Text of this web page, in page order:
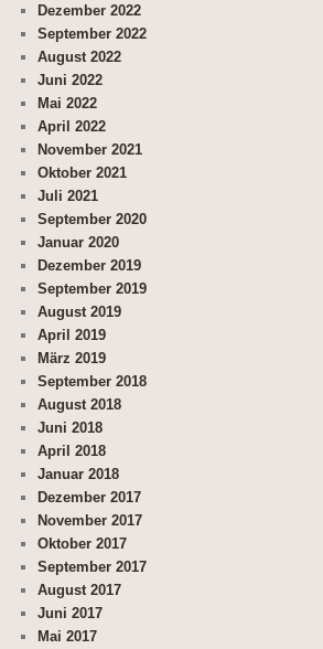
Dezember 2022
September 2022
August 2022
Juni 2022
Mai 2022
April 2022
November 2021
Oktober 2021
Juli 2021
September 2020
Januar 2020
Dezember 2019
September 2019
August 2019
April 2019
März 2019
September 2018
August 2018
Juni 2018
April 2018
Januar 2018
Dezember 2017
November 2017
Oktober 2017
September 2017
August 2017
Juni 2017
Mai 2017